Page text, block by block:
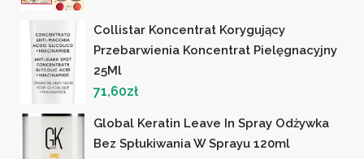
Collistar Koncentrat Korygujący
Przebarwienia Koncentrat Pielęgnacyjny
25Ml
71,60zł
Global Keratin Leave In Spray Odżywka
Bez Spłukiwania W Sprayu 120ml